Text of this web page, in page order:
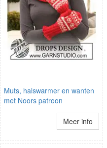
Muts, halswarmer en wanten
met Noors patroon
Meer info